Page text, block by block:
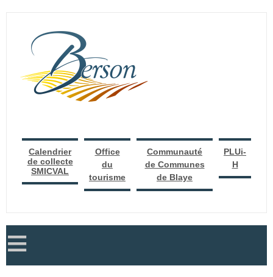
Calendrier
de collecte
SMICVAL
Office
du
tourisme
Communauté
de Communes
de Blaye
PLUi-
H
≡